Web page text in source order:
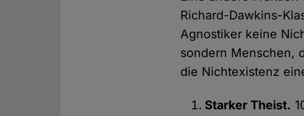
Richard-Dawkins-
Agnostiker keine
sondern Menschen,
die Nichtexistenz
Starker Theist.